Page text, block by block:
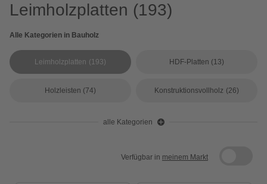
Leimholzplatten (193)
Alle Kategorien in Bauholz
Leimholzplatten (193) HDF-Platten (13)
Holzleisten (74) Konstruktionsvollholz (26)
alle Kategorien
Verfügbar in meinem Markt